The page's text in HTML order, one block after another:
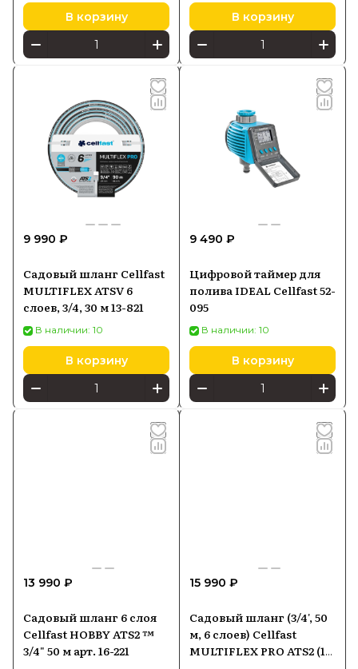
В корзину В корзину
9 990 ₽
Садовый шланг Cellfast
MULTIFLEX ATSV 6
слоев, 3/4, 30 м 13-821
В наличии: 10
В корзину
9 490 ₽
Цифровой таймер для
полива IDEAL Cellfast 52-
095
В наличии: 10
В корзину
13 990 ₽
Садовый шланг 6 слоя
Cellfast HOBBY ATS2 ™
3/4" 50 м арт. 16-221
15 990 ₽
Садовый шланг (3/4', 50
м, 6 слоев) Cellfast
MULTIFLEX PRO ATS2 (13-